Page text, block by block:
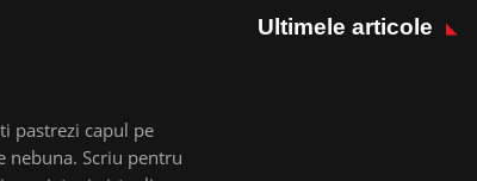
pastrezi capul pe
nebuna. Scriu pentru
Ultimele articole